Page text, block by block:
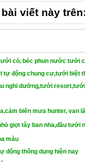
viết này
cỏ, béc phun nước tưới
động chung cư,tưới biệt
nghỉ dưỡng,tưới
biến mưa hunter, van
giọt tây ban nha,đầu tưới
màu
động thông dụng hiện nay